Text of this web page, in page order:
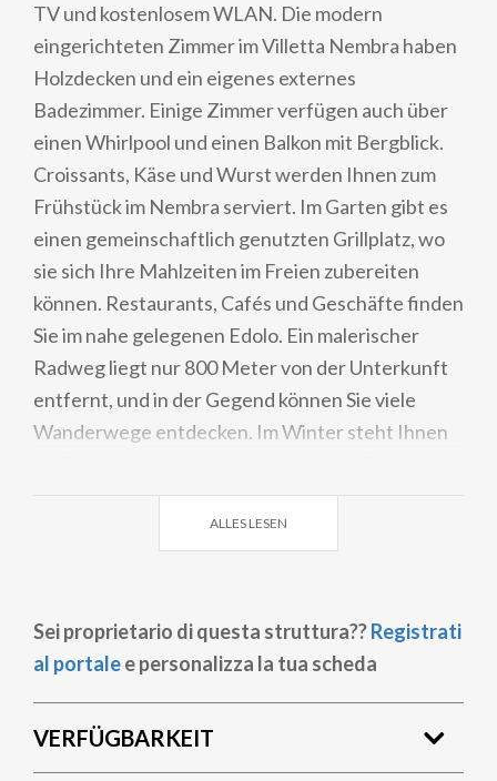
TV und kostenlosem WLAN. Die modern
eingerichteten Zimmer im Villetta Nembra haben
Holzdecken und ein eigenes externes
Badezimmer. Einige Zimmer verfügen auch über
einen Whirlpool und einen Balkon mit Bergblick.
Croissants, Käse und Wurst werden Ihnen zum
Frühstück im Nembra serviert. Im Garten gibt es
einen gemeinschaftlich genutzten Grillplatz, wo
sie sich Ihre Mahlzeiten im Freien zubereiten
können. Restaurants, Cafés und Geschäfte finden
Sie im nahe gelegenen Edolo. Ein malerischer
Radweg liegt nur 800 Meter von der Unterkunft
entfernt, und in der Gegend können Sie viele
Wanderwege entdecken. Im Winter steht Ihnen
Fahrminuten erreichen Sie schon das Skigebiet
ALLES LESEN
Sei proprietario di questa struttura??Registrati
al portalee personalizza la tua scheda
VERFÜGBARKEIT